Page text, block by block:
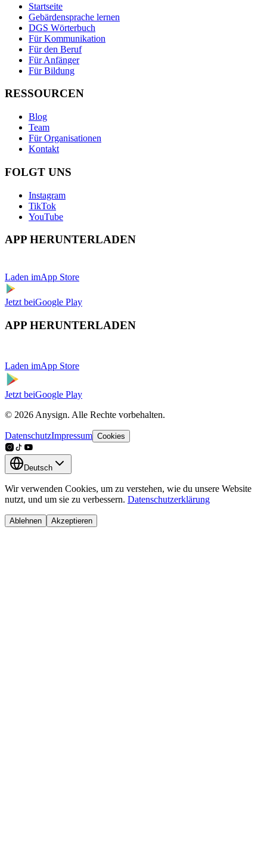
Startseite
Gebärdensprache lernen
DGS Wörterbuch
Für Kommunikation
Für den Beruf
Für Anfänger
Für Bildung
RESSOURCEN
Blog
Team
Für Organisationen
Kontakt
FOLGT UNS
Instagram
TikTok
YouTube
APP HERUNTERLADEN
Laden imApp Store
Jetzt beiGoogle Play
APP HERUNTERLADEN
Laden imApp Store
Jetzt beiGoogle Play
© 2026 Anysign. Alle Rechte vorbehalten.
DatenschutzImpressum Cookies
Deutsch
Wir verwenden Cookies, um zu verstehen, wie du unsere Website
nutzt, und um sie zu verbessern. Datenschutzerklärung
Ablehnen Akzeptieren